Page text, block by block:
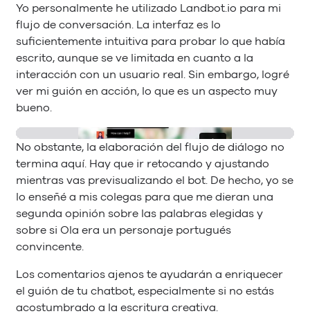
Yo personalmente he utilizado Landbot.io para mi
flujo de conversación. La interfaz es lo
suficientemente intuitiva para probar lo que había
escrito, aunque se ve limitada en cuanto a la
interacción con un usuario real. Sin embargo, logré
ver mi guión en acción, lo que es un aspecto muy
bueno.
No obstante, la elaboración del flujo de diálogo no
termina aquí. Hay que ir retocando y ajustando
mientras vas previsualizando el bot. De hecho, yo se
lo enseñé a mis colegas para que me dieran una
segunda opinión sobre las palabras elegidas y
sobre si Ola era un personaje portugués
convincente.
Los comentarios ajenos te ayudarán a enriquecer
el guión de tu chatbot, especialmente si no estás
acostumbrado a la escritura creativa.